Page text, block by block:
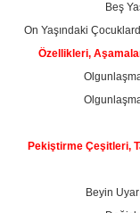
Beş
On Yaşındaki
Özellikleri,
Pekiştirme Çeşitleri,
Beyin